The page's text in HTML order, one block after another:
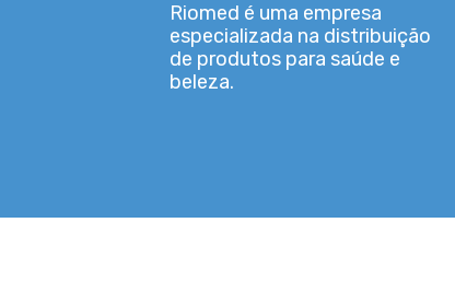
Riomed é uma empresa
especializada na distribuição
de produtos para saúde e
beleza.